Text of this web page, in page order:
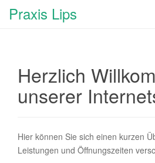
Praxis Lips
Herzlich
unserer
Hier können Sie sich einen kurzen
Leistungen und Öffnungszeiten